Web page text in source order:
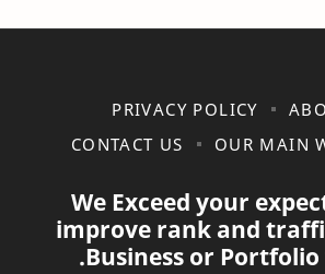
PRIVACY POLICY
OUR MAIN
CONTACT US
We Exceed your
improve rank and
Business or Portfolio